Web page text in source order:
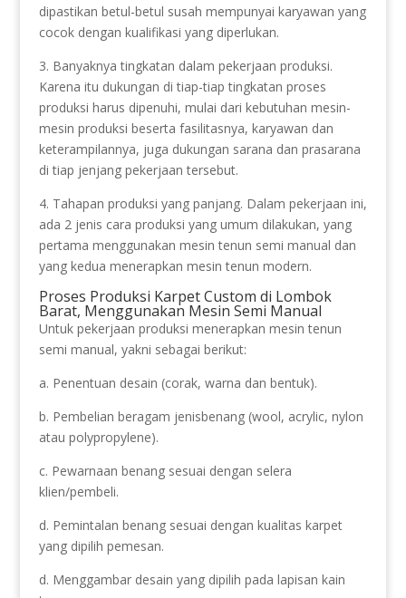
dipastikan betul-betul susah mempunyai karyawan yang
cocok dengan kualifikasi yang diperlukan.
3. Banyaknya tingkatan dalam pekerjaan produksi.
Karena itu dukungan di tiap-tiap tingkatan proses
produksi harus dipenuhi, mulai dari kebutuhan mesin-
mesin produksi beserta fasilitasnya, karyawan dan
keterampilannya, juga dukungan sarana dan prasarana
di tiap jenjang pekerjaan tersebut.
4. Tahapan produksi yang panjang. Dalam pekerjaan ini,
ada 2 jenis cara produksi yang umum dilakukan, yang
pertama menggunakan mesin tenun semi manual dan
yang kedua menerapkan mesin tenun modern.
Proses Produksi Karpet Custom di Lombok
Barat, Menggunakan Mesin Semi Manual
Untuk pekerjaan produksi menerapkan mesin tenun
semi manual, yakni sebagai berikut:
a. Penentuan desain (corak, warna dan bentuk).
b. Pembelian beragam jenisbenang (wool, acrylic, nylon
atau polypropylene).
c. Pewarnaan benang sesuai dengan selera
klien/pembeli.
d. Pemintalan benang sesuai dengan kualitas karpet
yang dipilih pemesan.
d. Menggambar desain yang dipilih pada lapisan kain